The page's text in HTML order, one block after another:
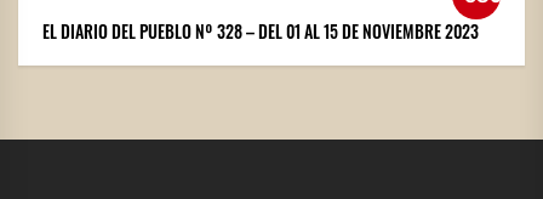
EL DIARIO DEL PUEBLO Nº 328 – DEL 01 AL 15 DE NOVIEMBRE 2023